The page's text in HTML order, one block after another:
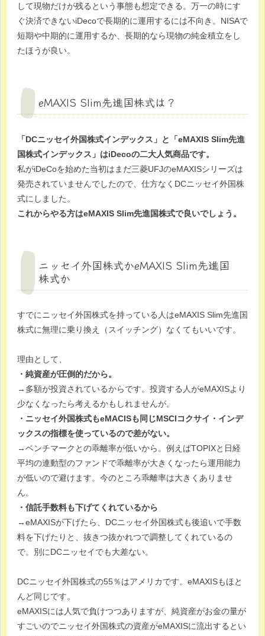
して現物だけが残るという事態も想定できる。万一の時にす
ぐ決済できないiDecoで長期的に運用するには不向き。NISAで
短期や中期的に運用するか、長期的なら現物の純金積立をし
たほうが良い。
eMAXIS Slim先進国株式は？
「DCニッセイ外国株式インデックス」と「eMAXIS Slim先進
国株式インデックス」はiDecoの二大人気商品です。
私がiDeCoを始めた当初はまだ三菱UFJのeMAXISシリーズは
発売されていませんでしたので、仕方なくDCニッセイ外国株
式にしました。
これからやる方はeMAXIS Slim先進国株式で良いでしょう。
ニッセイ外国株式かeMAXIS Slim先進国
株式か
すでにニッセイ外国株式を持っている人はeMAXIS Slim先進国
株式に無理に乗り換え（スイッチング）なくてもいいです。
理由として、
・純資産が圧倒的だから。
→多額が投資されているからです。投資する人がeMAXISより
少なくなったら考えるかもしれませんが。
・ニッセイ外国株式もeMACISも同じMSCIコクサイ・インデ
ックスの指標を使っているので差がない。
→ベンチマークとの乖離率が低いから。例えばTOPIXと日経
平均の連動型のファンドで乖離率が大きくなったら運用能力
が低いので避けます。今のところ乖離率は大きくありませ
ん。
・信託手数料も下げてくれているから
→eMAXISが下げたら、DCニッセイ外国株式も後追いで手数
料を下げたりと、抜きつ抜かれつで調整してくれているの
で。別にDCニッセイでも大差ない。
DCニッセイ外国株式の55％はアメリカです。eMAXISもほと
んど同じです。
eMAXISには人気で負けつつありますが、純資産がお金の量が
すごいのでニッセイ外国株式の資産がeMAXISに流出するとい